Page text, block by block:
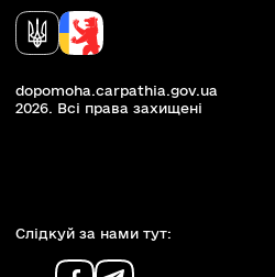
dopomoha.carpathia.gov.ua
2026. Всi права захищенi
Слiдкуй за нами тут: